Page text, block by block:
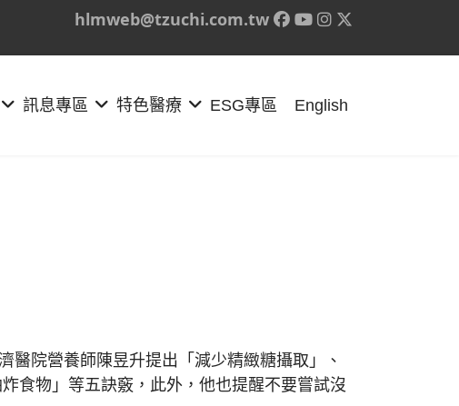
hlmweb@tzuchi.com.tw
訊息專區 特色醫療 ESG專區 English
院營養師陳昱升提出「減少精緻糖攝取」、
食物」等五訣竅，此外，他也提醒不要嘗試沒